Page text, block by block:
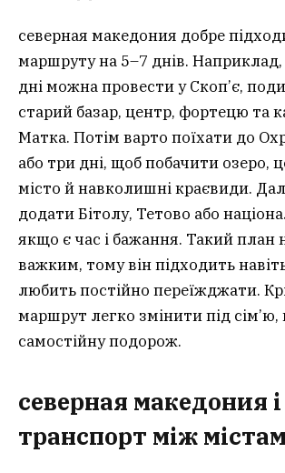
северная македония добре
маршруту на 5–7 днів.
дні можна провести у Скоп’є,
старий базар, центр, фортецю та
Матка. Потім варто поїхати до
або три дні, щоб побачити озеро,
місто й навколишні краєвиди.
додати Бітолу, Тетово або
якщо є час і бажання. Такий план
важким, тому він підходить
любить постійно переїжджати.
маршрут легко змінити під сім’ю,
самостійну подорож.
северная македония і
транспорт між